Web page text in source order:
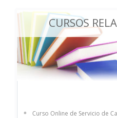
CURSOS
Curso Online de Servicio de